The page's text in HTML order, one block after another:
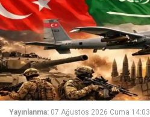
Yayınlanma: 07 Ağustos 2026 Cuma 14:03